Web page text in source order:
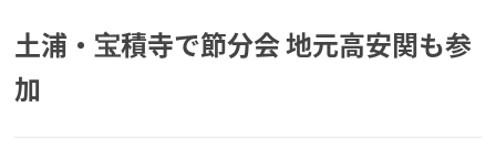
土浦・宝積寺で節分会 地元高安関も参
加